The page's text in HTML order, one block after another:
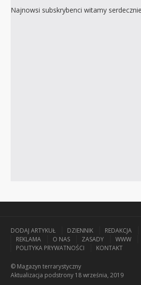
Najnowsi subskrybenci witamy
DODAJ ARTYKUŁ DZIENNIK REDAKCJA
REKLAMA
O NAS ZASADY WWW
POLITYKA PRYWATNOŚCI
KONTAKT
© Magazyn terrarystyczny
Aktualizacja podstrony 18 września, 2019